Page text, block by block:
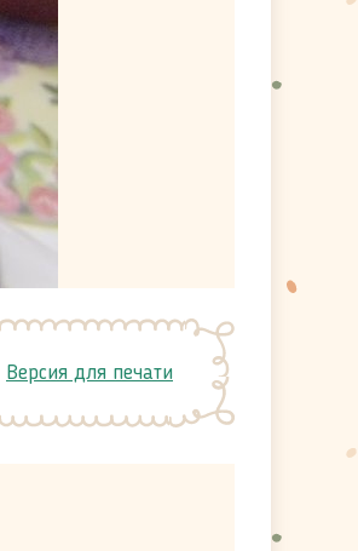
Версия для печати